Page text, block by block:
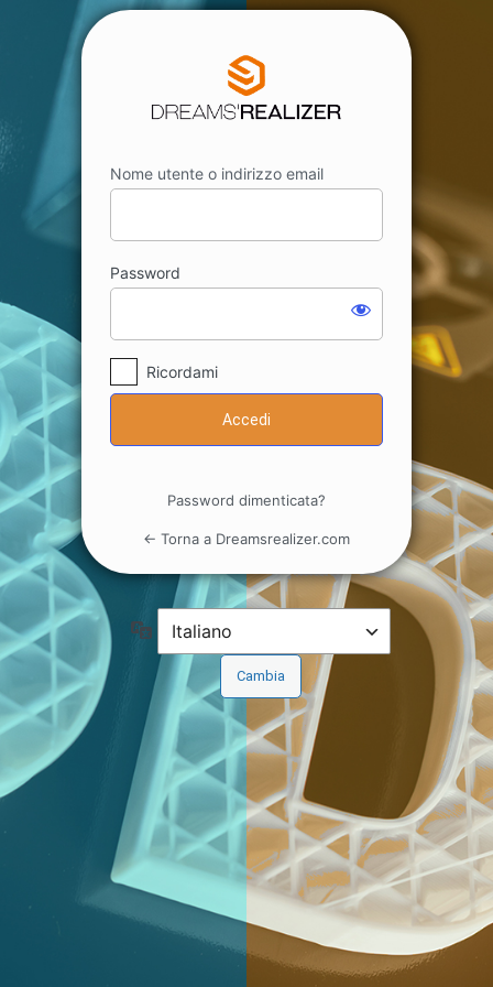
Accedi
Nome utente o indirizzo email
Password
Ricordami
Password dimenticata?
← Torna a Dreamsrealizer.com
Lingua